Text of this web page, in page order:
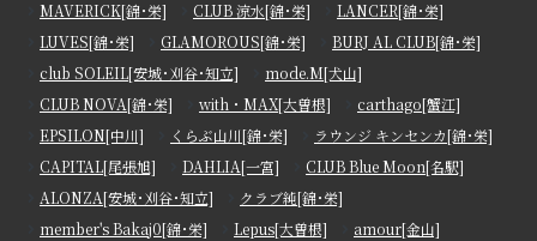
MAVERICK[錦･栄]
CLUB 涼水[錦･栄]
LANCER[錦･栄]
LUVES[錦･栄]
GLAMOROUS[錦･栄]
BURJ AL CLUB[錦･栄]
club SOLEIL[安城･刈谷･知立]
mode.M[犬山]
CLUB NOVA[錦･栄]
with・MAX[大曽根]
carthago[蟹江]
EPSILON[中川]
くらぶ山川[錦･栄]
ラウンジ キンセンカ[錦･栄]
CAPITAL[尾張旭]
DAHLIA[一宮]
CLUB Blue Moon[名駅]
ALONZA[安城･刈谷･知立]
クラブ純[錦･栄]
member's Bakaj0[錦･栄]
Lepus[大曽根]
amour[金山]